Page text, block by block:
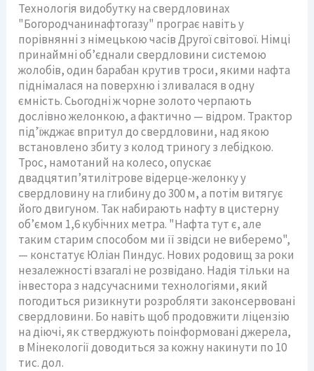
Технологія видобутку на свердловинах
"Богородчанинафтогазу" програє навіть у
порівнянні з німецькою часів Другої світової. Німці
принаймні об’єднали свердловини системою
жолобів, один барабан крутив троси, якими нафта
піднімалася на поверхню і зливалася в одну
ємність. Сьогодні ж чорне золото черпають
дослівно желонкою, а фактично — відром. Трактор
під’їжджає впритул до свердловини, над якою
встановлено збиту з колод триногу з лебідкою.
Трос, намотаний на колесо, опускає
двадцятип’ятилітрове відерце-желонку у
свердловину на глибину до 300 м, а потім витягує
його двигуном. Так набирають нафту в цистерну
об’ємом 1,6 кубічних метра. "Нафта тут є, але
таким старим способом ми її звідси не виберемо",
— констатує Юліан Пиндус. Нових родовищ за роки
незалежності взагалі не розвідано. Надія тільки на
інвестора з надсучасними технологіями, який
погодиться ризикнути розробляти законсервовані
свердловини. Бо навіть щоб продовжити ліцензію
на діючі, як стверджують поінформовані джерела,
в Мінекології доводиться за кожну накинути по 10
тис. дол.